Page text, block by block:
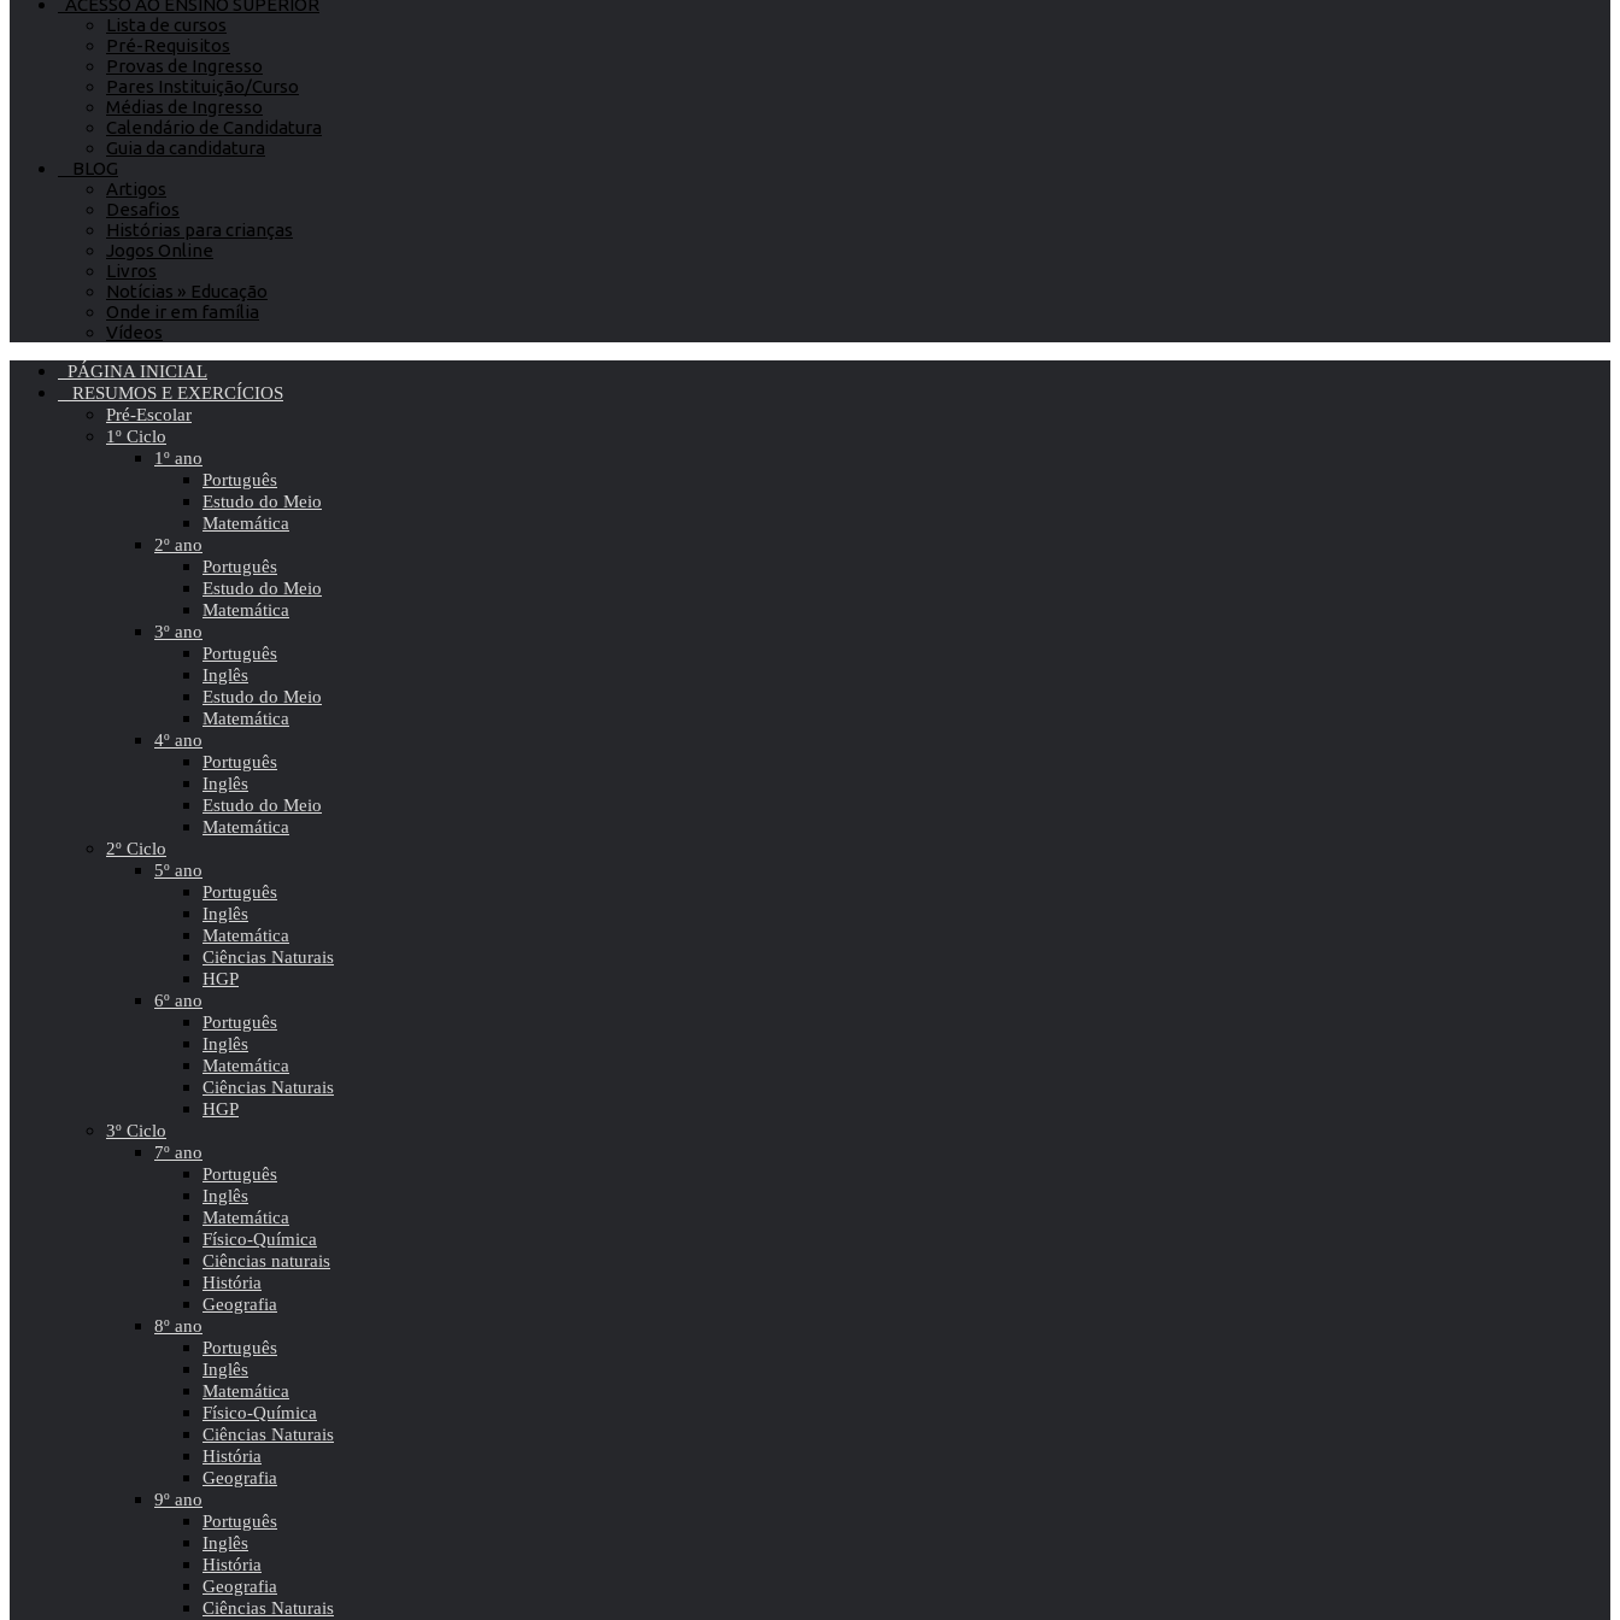
ACESSO AO ENSINO SUPERIOR
Lista de cursos
Pré-Requisitos
Provas de Ingresso
Pares Instituição/Curso
Médias de Ingresso
Calendário de Candidatura
Guia da candidatura
BLOG
Artigos
Desafios
Histórias para crianças
Jogos Online
Livros
Notícias » Educação
Onde ir em família
Vídeos
PÁGINA INICIAL
RESUMOS E EXERCÍCIOS
Pré-Escolar
1º Ciclo
1º ano
Português
Estudo do Meio
Matemática
2º ano
Português
Estudo do Meio
Matemática
3º ano
Português
Inglês
Estudo do Meio
Matemática
4º ano
Português
Inglês
Estudo do Meio
Matemática
2º Ciclo
5º ano
Português
Inglês
Matemática
Ciências Naturais
HGP
6º ano
Português
Inglês
Matemática
Ciências Naturais
HGP
3º Ciclo
7º ano
Português
Inglês
Matemática
Físico-Química
Ciências naturais
História
Geografia
8º ano
Português
Inglês
Matemática
Físico-Química
Ciências Naturais
História
Geografia
9º ano
Português
Inglês
História
Geografia
Ciências Naturais